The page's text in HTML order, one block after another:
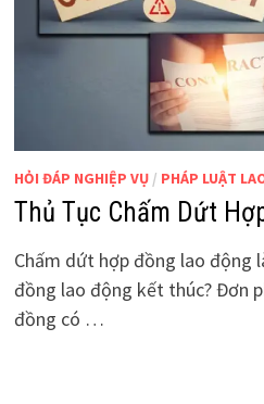
HỎI ĐÁP NGHIỆP VỤ/ PHÁP LUẬT
Thủ Tục Chấm Dứt
Chấm dứt hợp đồng lao động
đồng lao động kết thúc? Đơn
đồng có …